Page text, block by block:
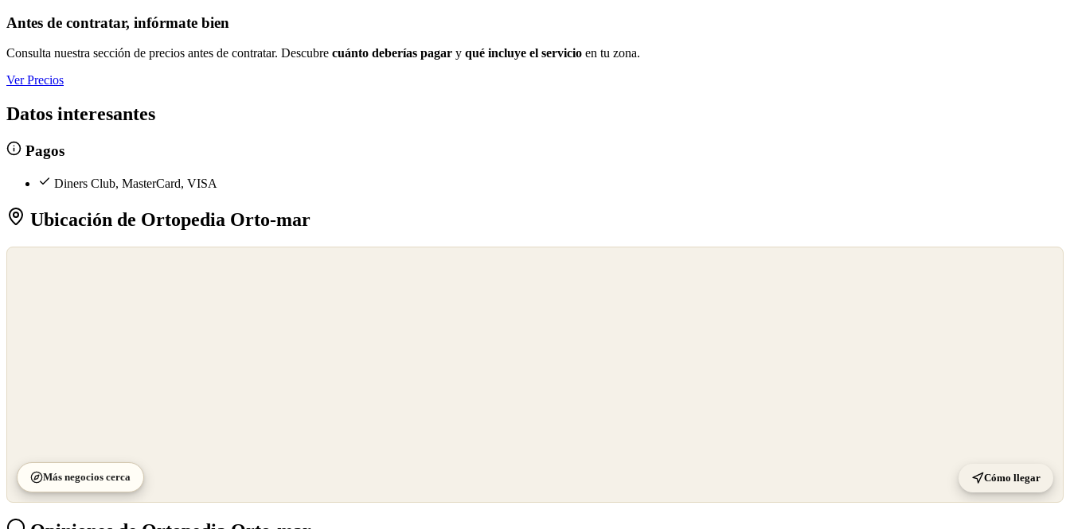
Antes de contratar, infórmate bien
Consulta nuestra sección de precios antes de contratar. Descubre cuánto deberías pagar y qué incluye el servicio en tu zona.
Ver Precios
Datos interesantes
Pagos
Diners Club, MasterCard, VISA
Ubicación de Ortopedia Orto-mar
Más negocios cerca Cómo llegar